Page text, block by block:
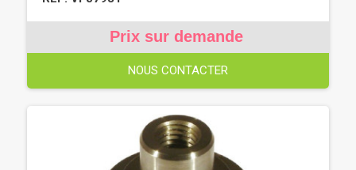
Prix sur demande
NOUS CONTACTER